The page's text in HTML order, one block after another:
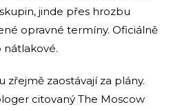
jinde přes hrozbu
opravné termíny. Oficiálně
nátlakové.
zřejmě zaostávají za plány.
citovaný The Moscow